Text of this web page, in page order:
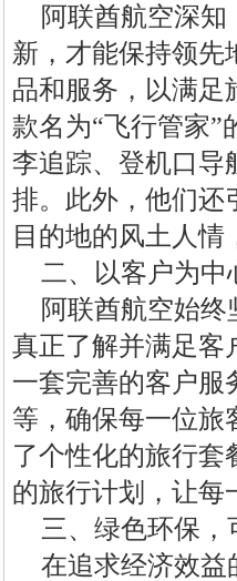
阿联酋航空深
新，才能保持领先
品和服务，以满足
款名为“飞行管家”
李追踪、登机口导
排。此外，他们还
目的地的风土人
二、以客户为中
阿联酋航空始
真正了解并满足客
一套完善的客户服
等，确保每一位旅
了个性化的旅行套
的旅行计划，让每
三、绿色环保，
在追求经济效益